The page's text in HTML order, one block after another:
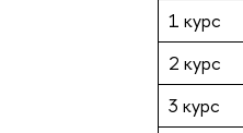
1 курс
2 курс
3 курс